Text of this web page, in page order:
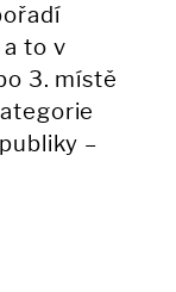
to v
3. místě
–